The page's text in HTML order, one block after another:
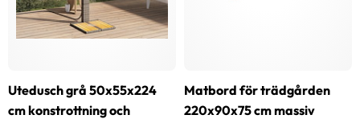
Utedusch grå 50x55x224
cm konstrottning och
Matbord för trädgården
220x90x75 cm massiv